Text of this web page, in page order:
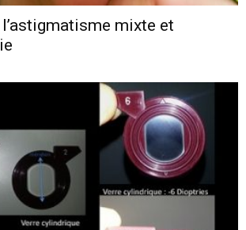
mixte et